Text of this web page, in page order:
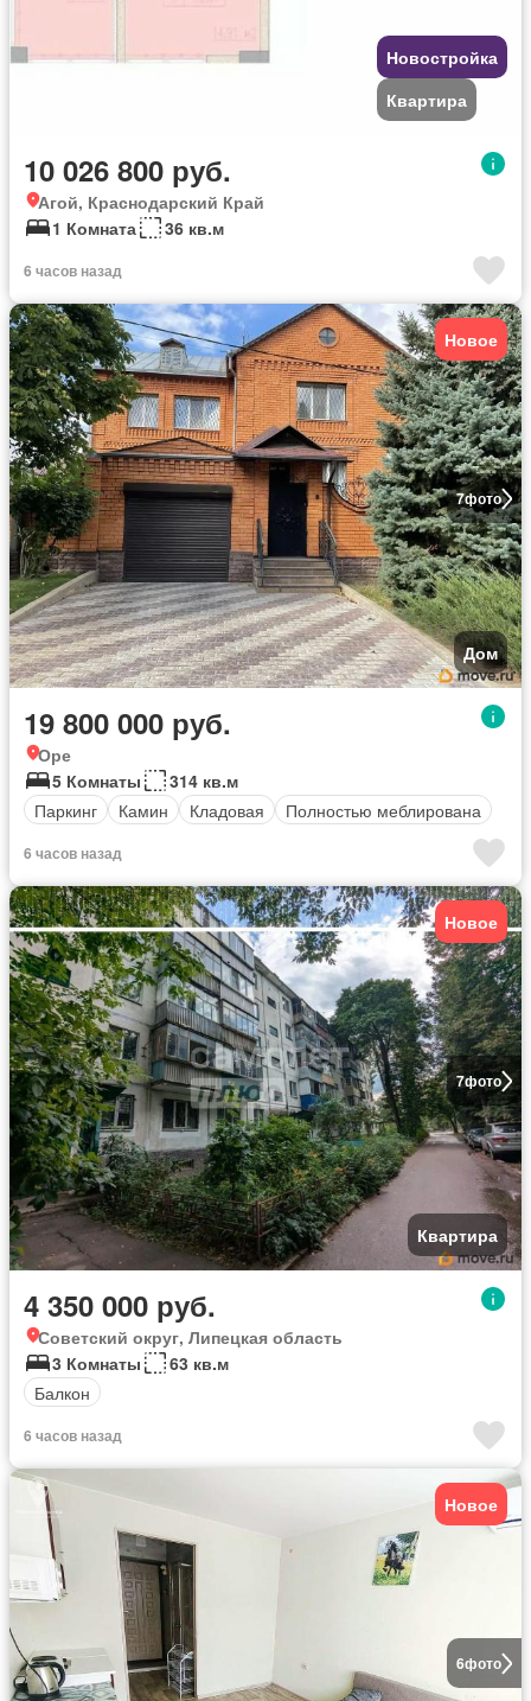
Новостройка
Квартира
10 026 800 руб.
Агой, Краснодарский Край
1 Комната
36 кв.м
6 часов назад
7фото
Новое
Дом
19 800 000 руб.
Оре
5 Комнаты
314 кв.м
Паркинг
Камин Кладовая Полностью меблирована
6 часов назад
7фото
Новое
Квартира
4 350 000 руб.
Советский округ, Липецкая область
3 Комнаты
63 кв.м
Балкон
6 часов назад
6фото
Новое